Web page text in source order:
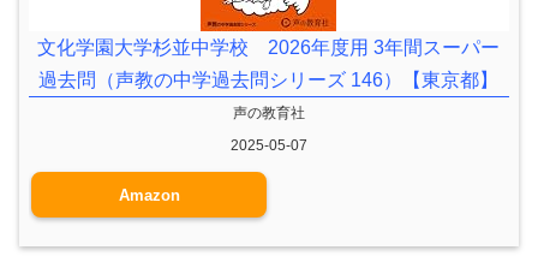
文化学園大学杉並中学校 2026年度用 3年間スーパー
過去問（声教の中学過去問シリーズ 146）【東京都】
声の教育社
2025-05-07
Amazon